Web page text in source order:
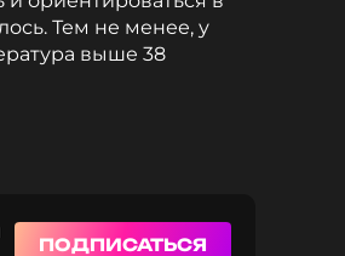
Тем не менее, у
выше 38
ПОДПИСАТЬСЯ